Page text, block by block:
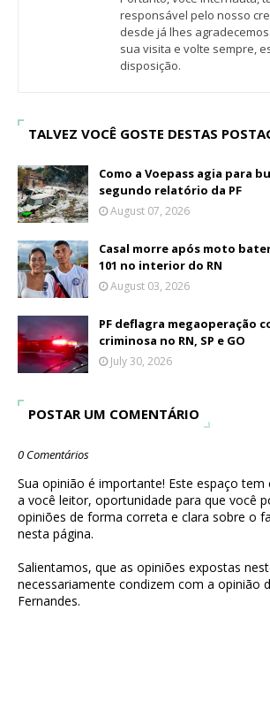
responsável pelo nosso
desde já lhes
sua visita e volte sempre,
disposição.
TALVEZ VOCÊ GOSTE DESTAS
Como a Voepass agia para
segundo relatório da PF
August 07, 2026
Casal morre após moto
101 no interior do RN
August 03, 2026
PF deflagra megaoperação
criminosa no RN, SP e GO
July 30, 2026
POSTAR UM COMENTÁRIO
0 Comentários
Sua opinião é importante! Este espaço
a você leitor, oportunidade para que você
opiniões de forma correta e clara sobre o
nesta página.
Salientamos, que as opiniões expostas
necessariamente condizem com a opinião
Fernandes.